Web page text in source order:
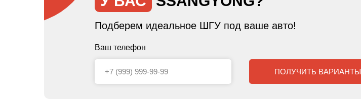
Подберем идеальное ШГУ под ваше авто!
Ваш телефон
ПОЛУЧИТЬ ВАРИАНТЫ